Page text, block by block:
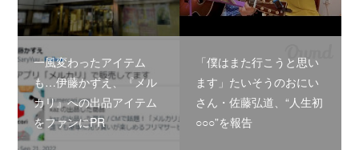
一風変わったアイテム
も…伊藤かずえ、『メル
カリ』への出品アイテム
をファンにPR
「僕はまた行こうと思い
ます」たいそうのおにい
さん・佐藤弘道、“人生初
○○○”を報告